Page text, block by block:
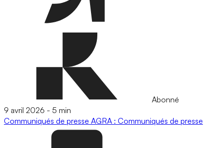
Abonné
9 avril 2026 - 5 min
Communiqués de presse AGRA : Communiqués de presse